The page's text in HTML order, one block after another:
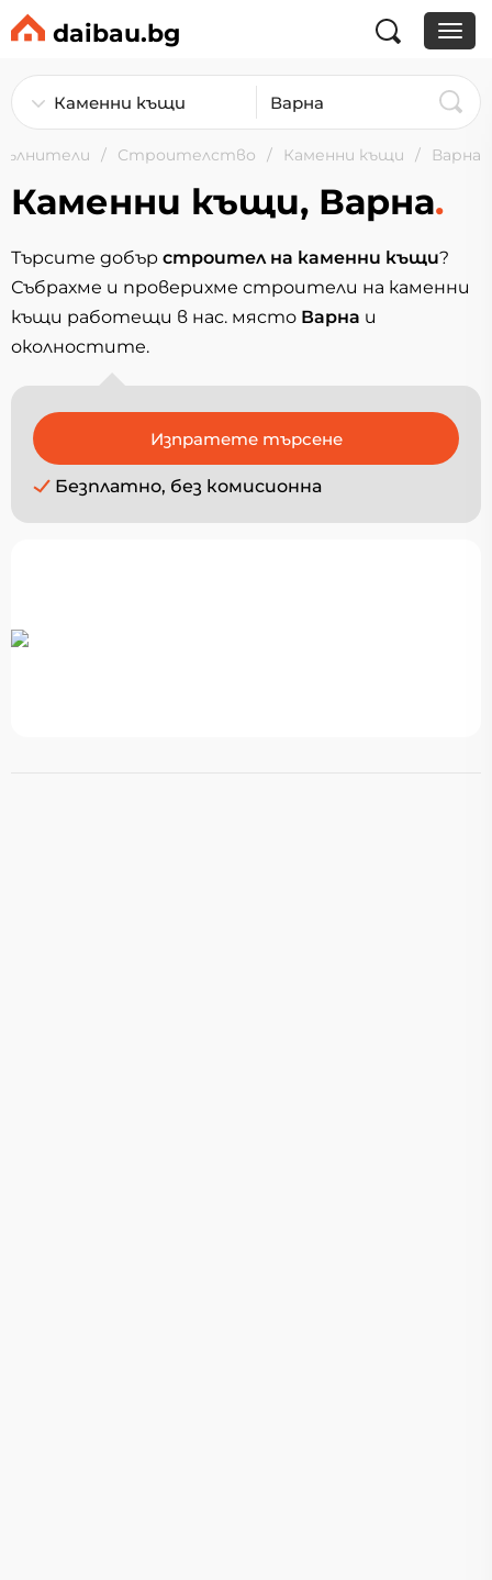
daibau.bg
Строителство Каменни къщи Варна
Каменни къщи, Варна.
Търсите добър строител на каменни къщи?
Събрахме и проверихме строители на каменни
къщи работещи в нас. място Варна и
околностите.
Безплатно, без комисионна